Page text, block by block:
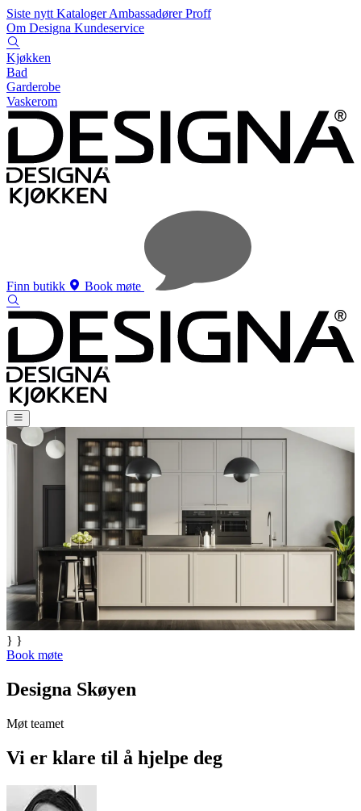
Siste nytt KatalogerAmbassadørerProff
Om Designa Kundeservice
Kjøkken
Bad
Garderobe
Vaskerom
Finn butikk Book møte
} }
Book møte
Designa Skøyen
Møt teamet
Vi er klare til å hjelpe deg